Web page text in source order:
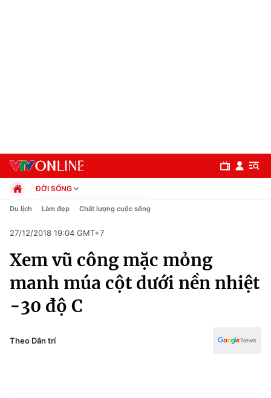
Chuyên mục
Chính trị
Xã hội
Pháp luật
ĐỜI SỐNG
Chính trị
Pháp luật
Kinh tế
Thể thao
Truyền hình
Văn hóa - Giải trí
Du lịch Làm đẹp Chất lượng cuộc sống
27/12/2018 19:04 GMT+7
Xem vũ công mặc mỏng
manh múa cột dưới nền nhiệt
-30 độ C
Theo Dân trí